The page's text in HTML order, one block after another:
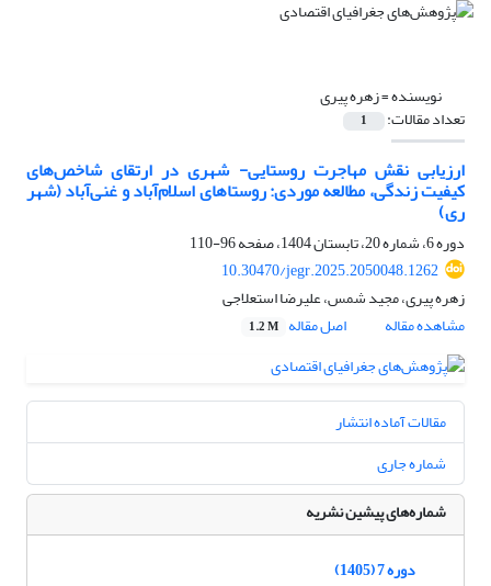
نویسنده =زهره پیری
تعداد مقالات: 1
ارزیابی نقش مهاجرت روستایی- شهری در ارتقای شاخص‌های
کیفیت زندگی، مطالعه موردی: روستاهای اسلام‌آباد و غنی‌آباد (شهر
ری)
دوره 6، شماره 20، تابستان 1404، صفحه
96-110
10.30470/jegr.2025.2050048.1262
زهره پیری، مجید شمس، علیرضا استعلاجی
مشاهده مقاله
اصل مقاله 1.2 M
مقالات آماده انتشار
شماره جاری
شماره‌های پیشین نشریه
دوره 7 (1405)